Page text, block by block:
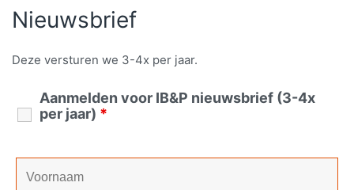
Nieuwsbrief
Deze versturen we 3-4x per jaar.
Aanmelden voor IB&P nieuwsbrief (3-4x
per jaar) *